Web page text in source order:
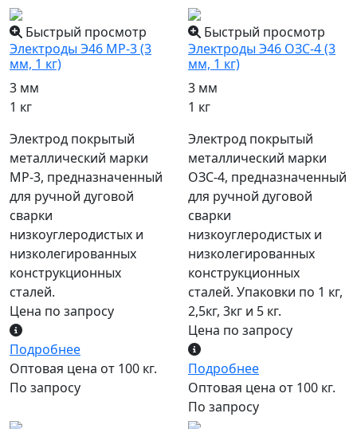
Быстрый просмотр
Электроды Э46 МР-3 (3
мм, 1 кг)
3 мм
1 кг
Электрод покрытый
металлический марки
МР-3, предназначенный
для ручной дуговой
сварки
низкоуглеродистых и
низколегированных
конструкционных
сталей.
Цена по запросу
Подробнее
Оптовая цена от 100 кг.
По запросу
Быстрый просмотр
Электроды Э46 ОЗС-4 (3
мм, 1 кг)
3 мм
1 кг
Электрод покрытый
металлический марки
ОЗС-4, предназначенный
для ручной дуговой
сварки
низкоуглеродистых и
низколегированных
конструкционных
сталей. Упаковки по 1 кг,
2,5кг, 3кг и 5 кг.
Цена по запросу
Подробнее
Оптовая цена от 100 кг.
По запросу